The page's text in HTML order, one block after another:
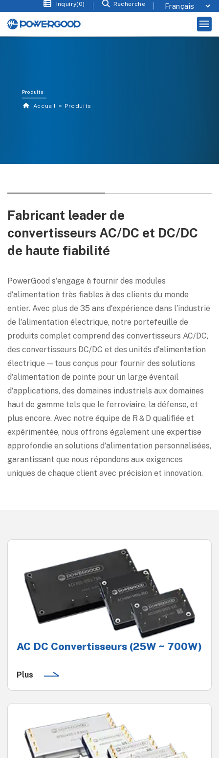
Inquiry(0) Recherche
Produits
Accueil Produits
Fabricant leader de
convertisseurs AC/DC et DC/DC
de haute fiabilité
PowerGood s′engage à fournir des modules
d′alimentation très fiables à des clients du monde
entier. Avec plus de 35 ans d′expérience dans l′industrie
de l′alimentation électrique, notre portefeuille de
produits complet comprend des convertisseurs AC/DC,
des convertisseurs DC/DC et des unités d′alimentation
électrique — tous conçus pour fournir des solutions
d′alimentation de pointe pour un large éventail
d′applications, des domaines industriels aux domaines
haut de gamme tels que le ferroviaire, la défense, et
plus encore. Avec notre équipe de R＆D qualifiée et
expérimentée, nous offrons également une expertise
approfondie en solutions d′alimentation personnalisées,
garantissant que nous répondons aux exigences
uniques de chaque client avec précision et innovation.
AC DC Convertisseurs (25W ~ 700W)
Plus